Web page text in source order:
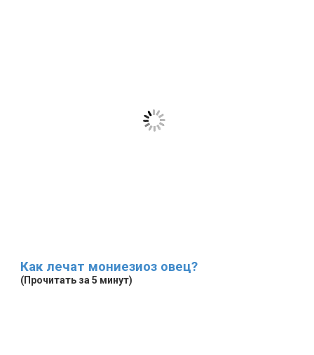
Как лечат мониезиоз овец?
(Прочитать за 5 минут)